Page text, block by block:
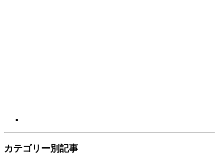
カテゴリー別記事